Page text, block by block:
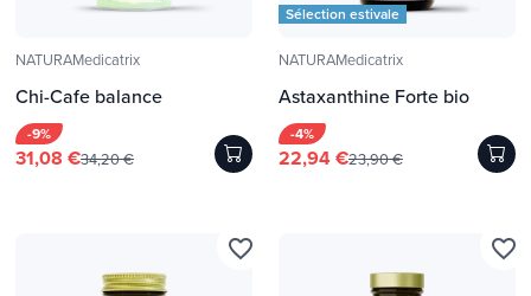
NATURAMedicatrix
Chi-Cafe balance
-9%
31,08 €34,20 €
Sélection estivale
NATURAMedicatrix
Astaxanthine Forte bio
-4%
22,94 €23,90 €
favorite_border favorite_border